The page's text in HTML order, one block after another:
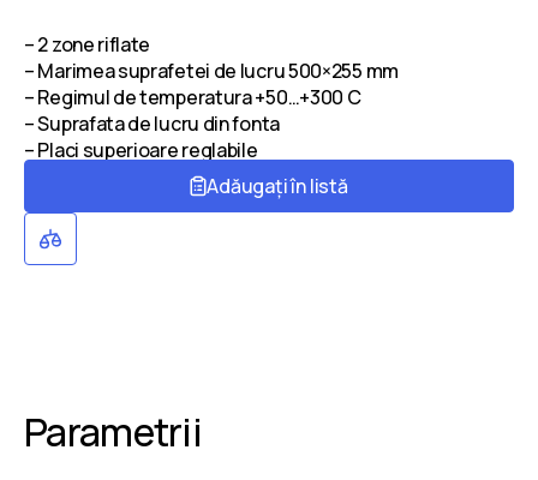
– 2 zone riflate
– Marimea suprafetei de lucru 500×255 mm
– Regimul de temperatura +50…+300 С
– Suprafata de lucru din fonta
– Placi superioare reglabile
Adăugați în listă
Parametrii